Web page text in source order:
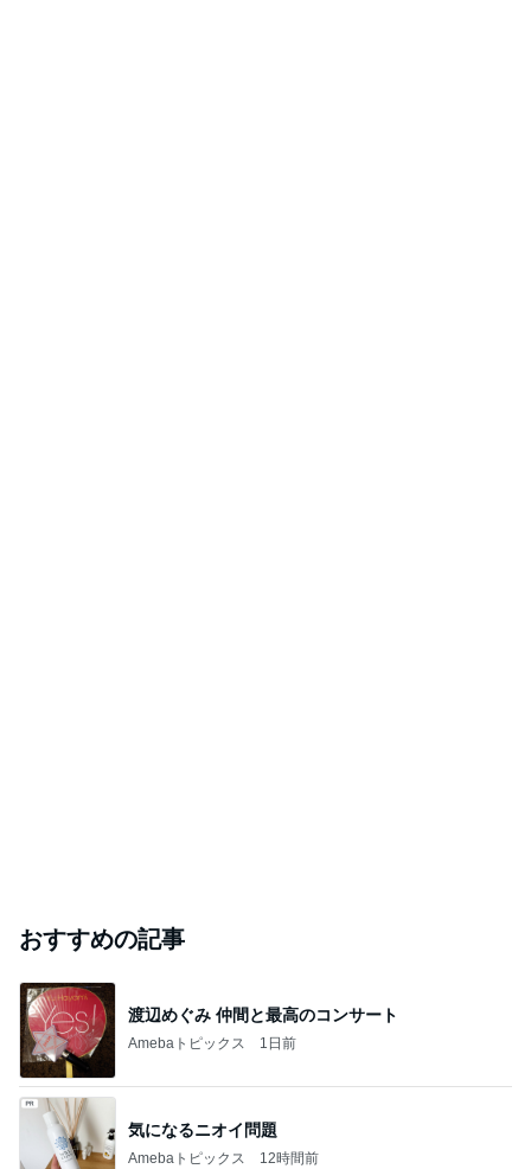
おすすめの記事
渡辺めぐみ 仲間と最高のコンサート
Amebaトピックス 1日前
気になるニオイ問題
Amebaトピックス 12時間前